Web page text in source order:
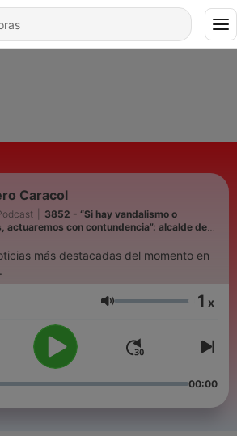
Caracol
3852 - “Si hay vandalismo o
actuaremos con contundencia”: alcalde de
más destacadas del momento en
Volumen 1 x
00:00